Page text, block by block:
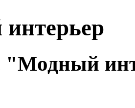
"Модный